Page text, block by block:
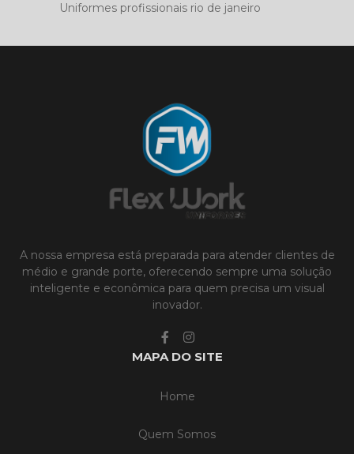
Uniformes profissionais rio de janeiro
A nossa empresa está preparada para atender clientes de
médio e grande porte, oferecendo sempre uma solução
inteligente e econômica para quem precisa um visual
inovador.
MAPA DO SITE
Home
Quem Somos